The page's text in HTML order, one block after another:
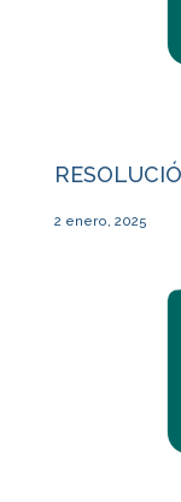
2 enero, 2025